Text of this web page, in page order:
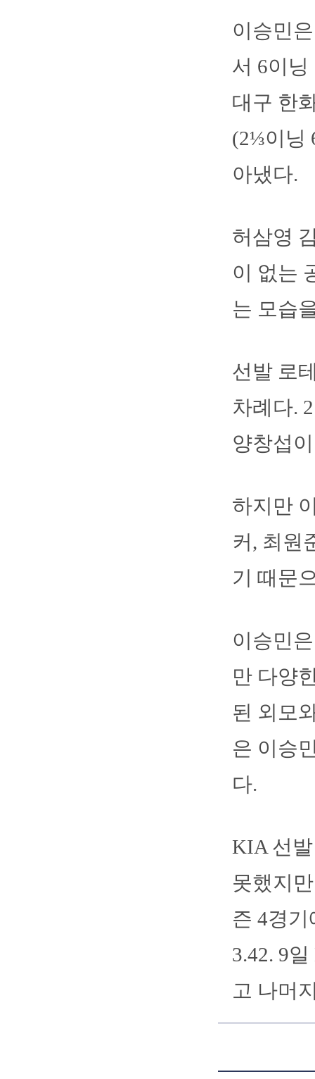
이승민
서 6이
대구 한
(2⅓이닝
아냈다.
허삼영
이 없는
는 모습
선발 로
차례다.
양창섭
하지만
커, 최원
기 때문
이승민
만 다양
된 외모
은 이승
다.
KIA 선
못했지
즌 4경
3.42. 9
고 나머